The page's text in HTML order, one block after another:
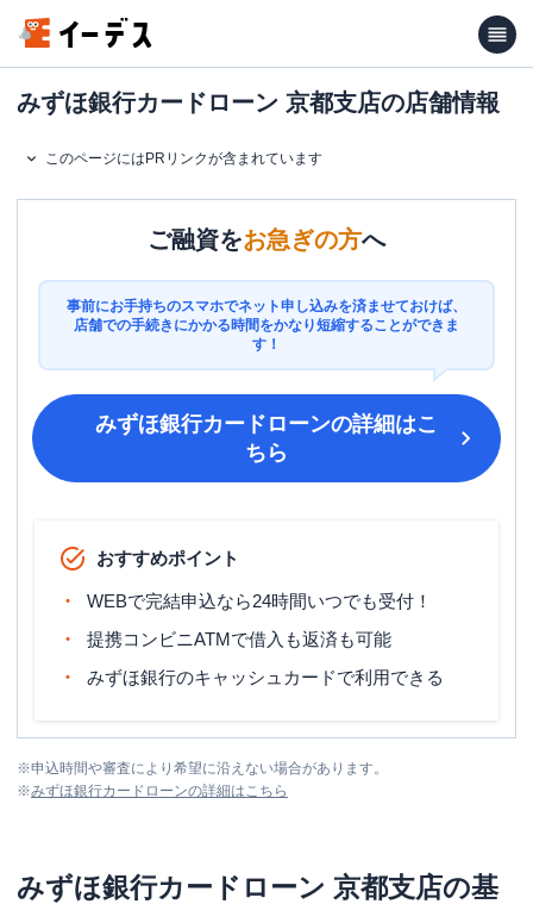
みずほ銀行カードローン 京都支店の店舗情報
このページにはPRリンクが含まれています
ご融資をお急ぎの方へ
事前にお手持ちのスマホでネット申し込みを済ませておけば、
店舗での手続きにかかる時間をかなり短縮することができま
す！
みずほ銀行カードローンの詳細はこ
ちら
おすすめポイント
WEBで完結申込なら24時間いつでも受付！
提携コンビニATMで借入も返済も可能
みずほ銀行のキャッシュカードで利用できる
※申込時間や審査により希望に沿えない場合があります。
※みずほ銀行カードローンの詳細はこちら
みずほ銀行カードローン 京都支店の基